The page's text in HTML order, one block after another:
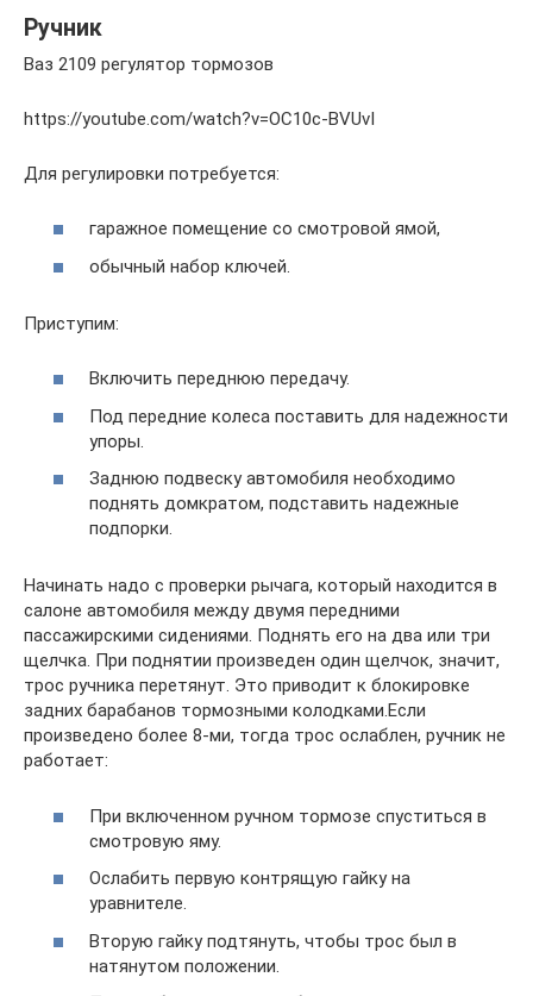
Ручник
Ваз 2109 регулятор тормозов
https://youtube.com/watch?v=OC10c-BVUvI
Для регулировки потребуется:
гаражное помещение со смотровой ямой,
обычный набор ключей.
Приступим:
Включить переднюю передачу.
Под передние колеса поставить для надежности
упоры.
Заднюю подвеску автомобиля необходимо
поднять домкратом, подставить надежные
подпорки.
Начинать надо с проверки рычага, который находится в
салоне автомобиля между двумя передними
пассажирскими сидениями. Поднять его на два или три
щелчка. При поднятии произведен один щелчок, значит,
трос ручника перетянут. Это приводит к блокировке
задних барабанов тормозными колодками.Если
произведено более 8-ми, тогда трос ослаблен, ручник не
работает:
При включенном ручном тормозе спуститься в
смотровую яму.
Ослабить первую контрящую гайку на
уравнителе.
Вторую гайку подтянуть, чтобы трос был в
натянутом положении.